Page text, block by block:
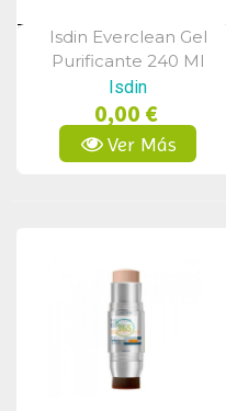
Vista Rápida
Isdin Everclean Gel
Purificante 240 Ml
Isdin
0,00 €
Ver Más